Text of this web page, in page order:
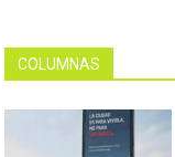
COLUMNAS